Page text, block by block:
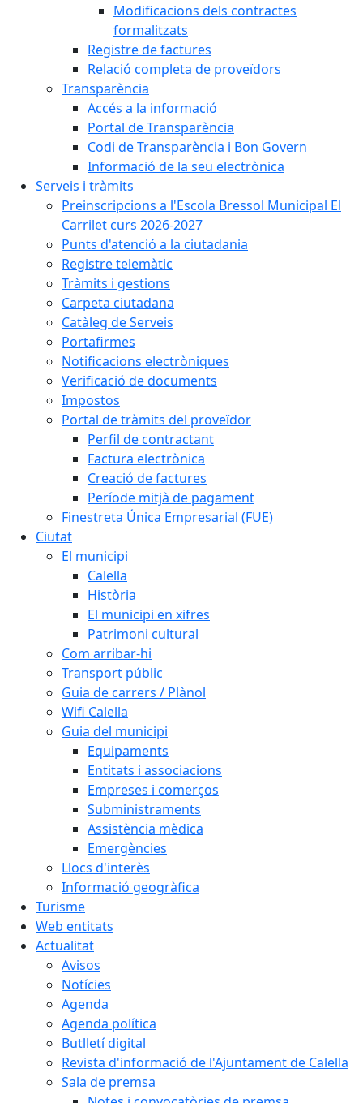
Modificacions dels contractes
formalitzats
Registre de factures
Relació completa de proveïdors
Transparència
Accés a la informació
Portal de Transparència
Codi de Transparència i Bon Govern
Informació de la seu electrònica
Serveis i tràmits
Preinscripcions a l'Escola Bressol Municipal El
Carrilet curs 2026-2027
Punts d'atenció a la ciutadania
Registre telemàtic
Tràmits i gestions
Carpeta ciutadana
Catàleg de Serveis
Portafirmes
Notificacions electròniques
Verificació de documents
Impostos
Portal de tràmits del proveïdor
Perfil de contractant
Factura electrònica
Creació de factures
Període mitjà de pagament
Finestreta Única Empresarial (FUE)
Ciutat
El municipi
Calella
Història
El municipi en xifres
Patrimoni cultural
Com arribar-hi
Transport públic
Guia de carrers / Plànol
Wifi Calella
Guia del municipi
Equipaments
Entitats i associacions
Empreses i comerços
Subministraments
Assistència mèdica
Emergències
Llocs d'interès
Informació geogràfica
Turisme
Web entitats
Actualitat
Avisos
Notícies
Agenda
Agenda política
Butlletí digital
Revista d'informació de l'Ajuntament de Calella
Sala de premsa